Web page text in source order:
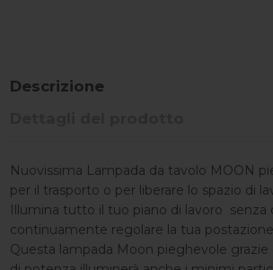
Descrizione
Nuovissima Lampada da tavolo MOON
per il trasporto o per liberare lo spazio di
Illumina tutto il tuo piano di lavoro senza
continuamente regolare la tua
Questa lampada Moon pieghevole grazie